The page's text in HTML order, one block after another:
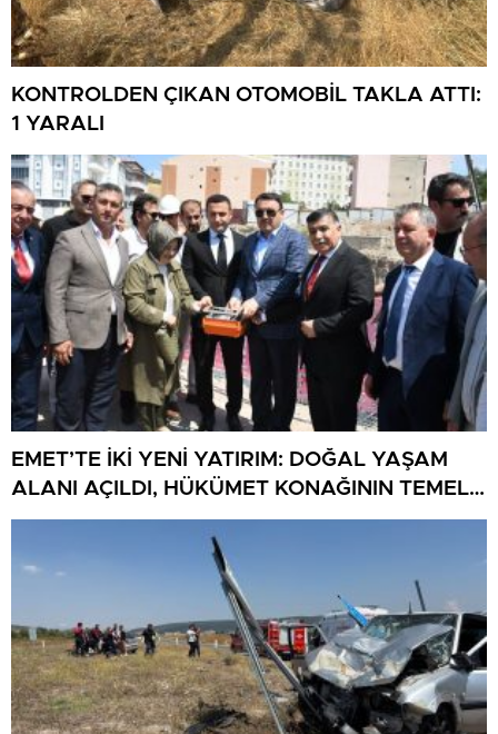
KONTROLDEN ÇIKAN OTOMOBİL TAKLA ATTI:
1 YARALI
EMET’TE İKİ YENİ YATIRIM: DOĞAL YAŞAM
ALANI AÇILDI, HÜKÜMET KONAĞININ TEMELİ
ATILDI